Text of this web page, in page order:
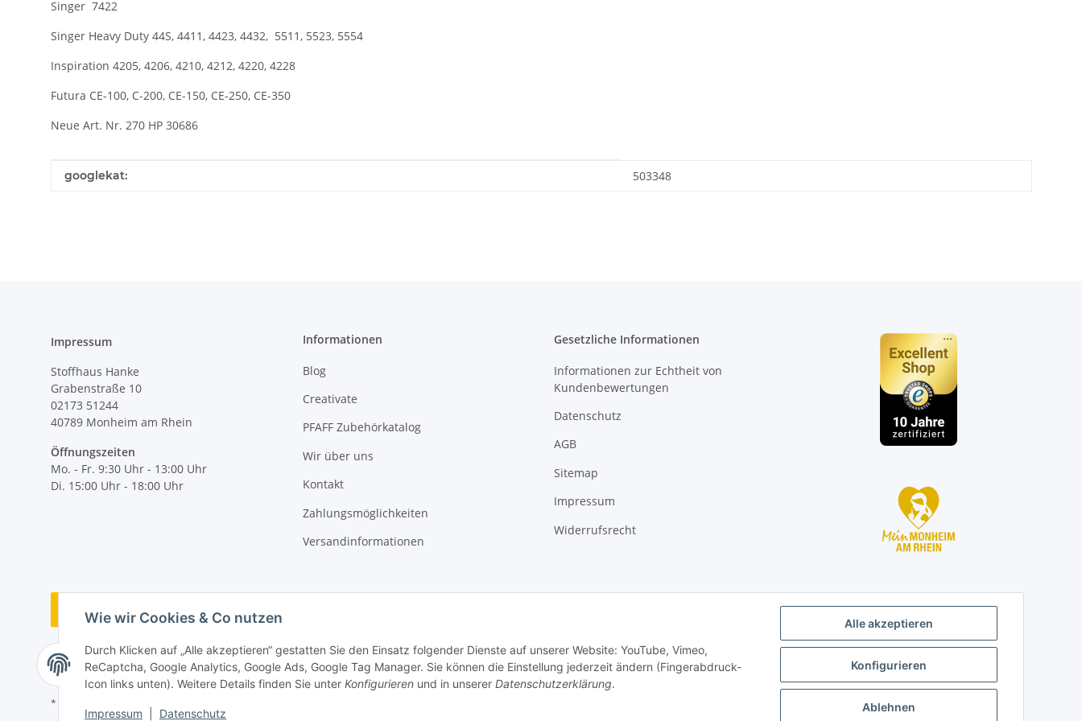
Alle akzeptieren
Konfigurieren
Ablehnen
Wie wir Cookies & Co nutzen
Durch Klicken auf „Alle akzeptieren“ gestatten Sie den Einsatz folgender Dienste auf unserer Website: YouTube, Vimeo,
ReCaptcha, Google Analytics, Google Ads, Google Tag Manager. Sie können die Einstellung jederzeit ändern (Fingerabdruck-
Icon links unten). Weitere Details finden Sie unter Konfigurieren und in unserer Datenschutzerklärung.
Impressum Datenschutz
Singer 7422
Singer Heavy Duty 44S, 4411, 4423, 4432, 5511, 5523, 5554
Inspiration 4205, 4206, 4210, 4212, 4220, 4228
Futura CE-100, C-200, CE-150, CE-250, CE-350
Neue Art. Nr. 270 HP 30686
Produkteigenschaft
Wert
googlekat: 503348
Impressum
Stoffhaus Hanke
Grabenstraße 10
02173 51244
40789 Monheim am Rhein
Öffnungszeiten
Mo. - Fr. 9:30 Uhr - 13:00 Uhr
Di. 15:00 Uhr - 18:00 Uhr
Informationen
Blog
Creativate
PFAFF Zubehörkatalog
Wir über uns
Kontakt
Zahlungsmöglichkeiten
Versandinformationen
Gesetzliche Informationen
Informationen zur Echtheit von
Kundenbewertungen
Datenschutz
AGB
Sitemap
Impressum
Widerrufsrecht
Vertrag widerrufen
* Alle Preise inkl. gesetzlicher MwSt., zzgl.